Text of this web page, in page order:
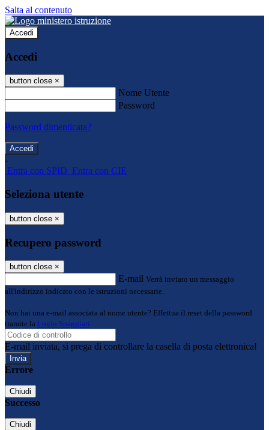
Salta al contenuto
Accedi
Accedi
button close ×
Nome Utente
Password
Password dimenticata?
-
Entra con SPID Entra con CIE
Seleziona utente
button close ×
Recupero password
button close ×
E-mail Verrà inviato un messaggio
all'indirizzo indicato con le istruzioni necessarie.
Non hai una e-mail associata al nome utente? Effettua il reset della password
tramite la Login Spaggiari
E-mail inviata, si prega di controllare la casella di posta elettronica!
Errore
Chiudi
Successo
Chiudi